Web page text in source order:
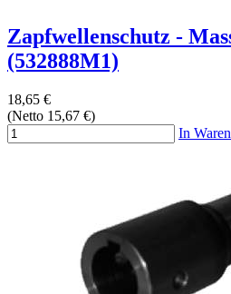
Zapfwellenschutz -
(532888M1)
18,65 €
(Netto 15,67 €)
In